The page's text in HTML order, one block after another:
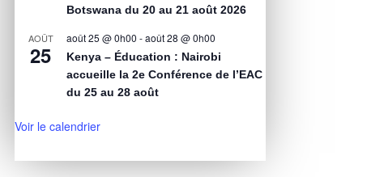
Botswana du 20 au 21 août 2026
AOÛT
25
août 25 @ 0h00 -août 28 @ 0h00
Kenya – Éducation : Nairobi
accueille la 2e Conférence de l’EAC
du 25 au 28 août
Voir le calendrier